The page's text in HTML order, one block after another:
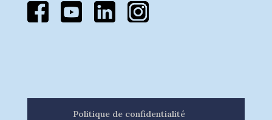
Politique de confidentialité